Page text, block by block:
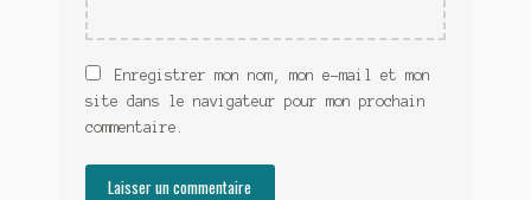
Enregistrer mon nom, mon e-mail et mon
site dans le navigateur pour mon prochain
commentaire.